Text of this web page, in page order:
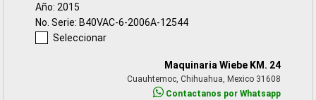
Año: 2015
No. Serie: B40VAC-6-2006A-12544
Seleccionar
Maquinaria Wiebe KM. 24
Cuauhtemoc, Chihuahua, Mexico 31608
Contactanos por Whatsapp